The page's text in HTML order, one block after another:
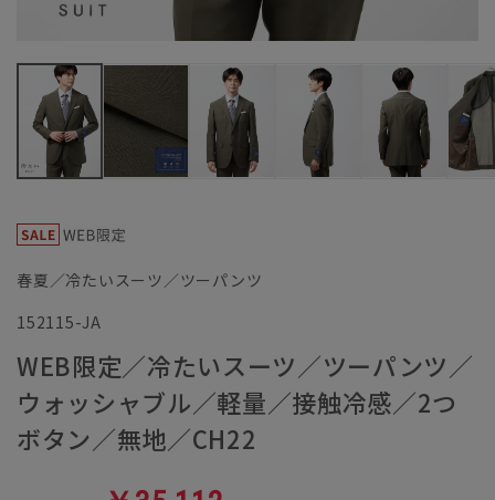
春夏／冷たいスーツ／ツーパンツ
152115-JA
WEB限定／冷たいスーツ／ツーパンツ／
ウォッシャブル／軽量／接触冷感／2つ
ボタン／無地／CH22